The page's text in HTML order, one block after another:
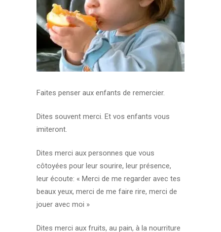
Faites penser aux enfants de remercier.
Dites souvent merci. Et vos enfants vous
imiteront.
Dites merci aux personnes que vous
côtoyées pour leur sourire, leur présence,
leur écoute: « Merci de me regarder avec tes
beaux yeux, merci de me faire rire, merci de
jouer avec moi »
Dites merci aux fruits, au pain, à la nourriture